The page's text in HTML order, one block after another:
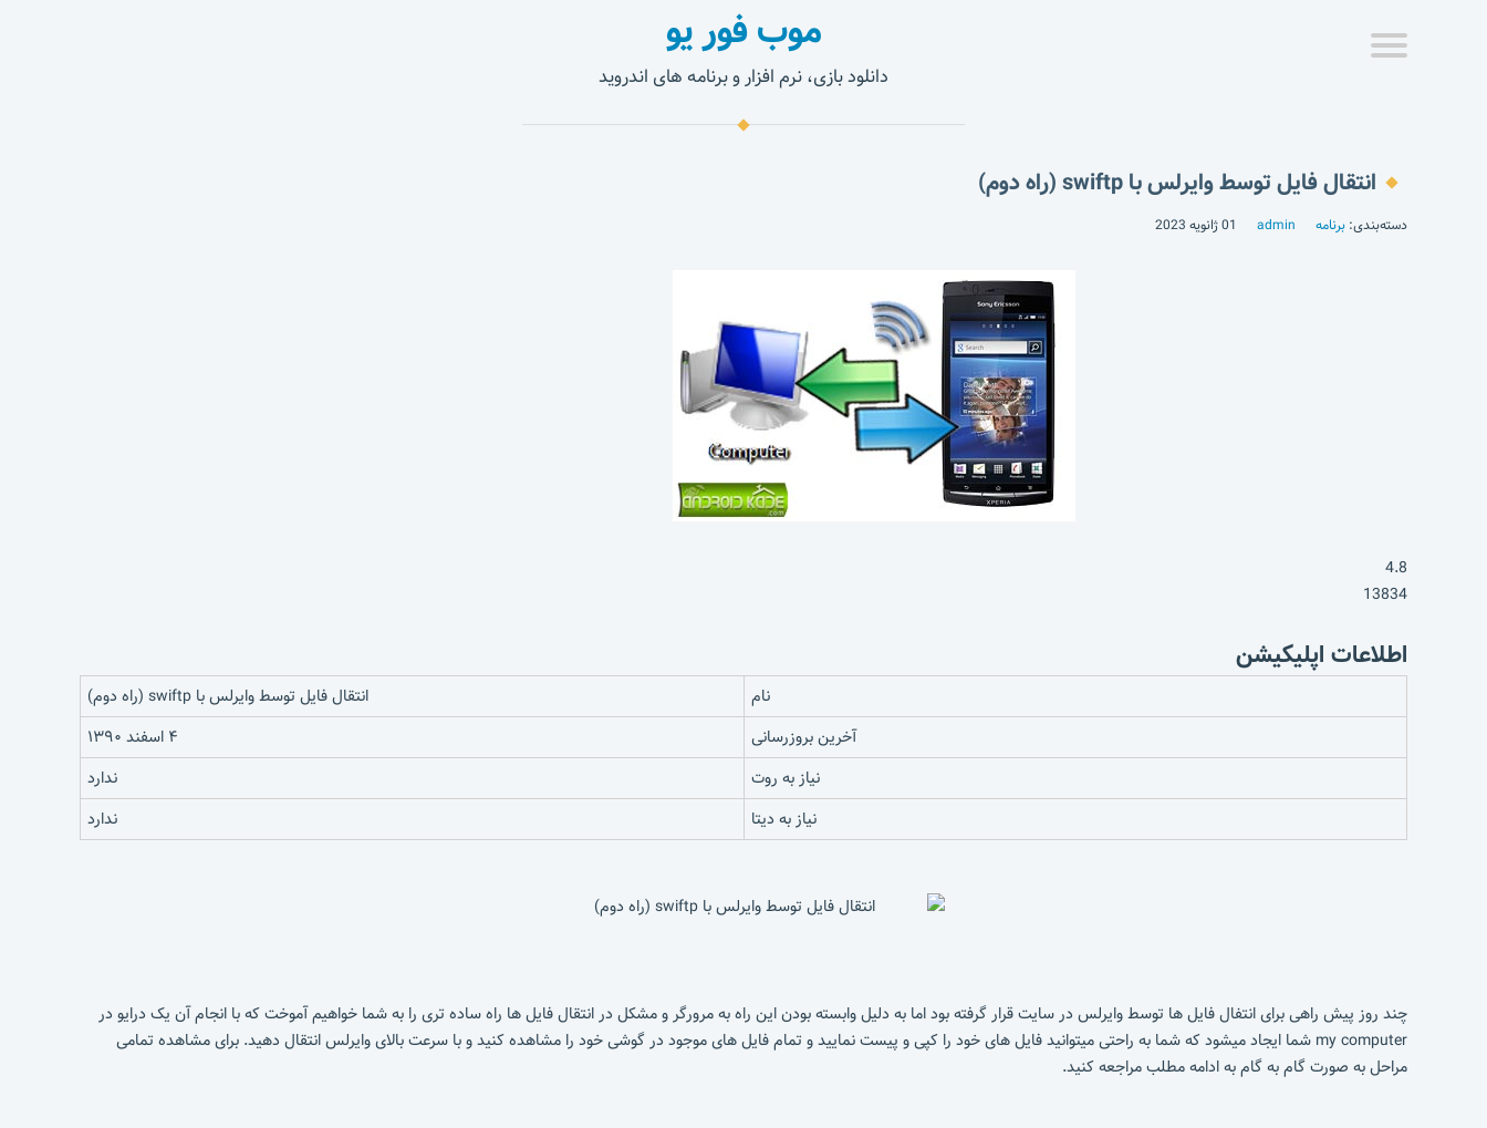
موب فور یو
دانلود بازی، نرم افزار و برنامه های اندروید
انتقال فایل توسط وایرلس با swiftp (راه دوم)
دسته‌بندی: برنامه admin 01 ژانویه 2023
4.8
13834
اطلاعات اپلیکیشن
نام
انتقال فایل توسط وایرلس با swiftp (راه دوم)
آخرین بروزرسانی
۴ اسفند ۱۳۹۰
نیاز به روت
ندارد
نیاز به دیتا
ندارد
چند روز پیش راهی برای انتفال فایل ها توسط وایرلس در سایت قرار گرفته بود اما به دلیل وابسته بودن این راه به مرورگر و مشکل در انتقال فایل ها راه ساده تری را به شما خواهیم آموخت که با انجام آن یک درایو در
my computer شما ایجاد میشود که شما به راحتی میتوانید فایل های خود را کپی و پیست نمایید و تمام فایل های موجود در گوشی خود را مشاهده کنید و با سرعت بالای وایرلس انتقال دهید. برای مشاهده تمامی
مراحل به صورت گام به گام به ادامه مطلب مراجعه کنید.